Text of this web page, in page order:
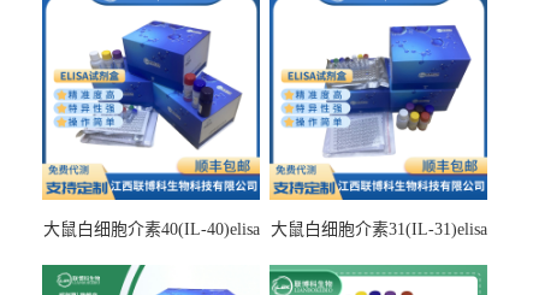
大鼠白细胞介素40(IL-40)elisa
大鼠白细胞介素31(IL-31)elisa